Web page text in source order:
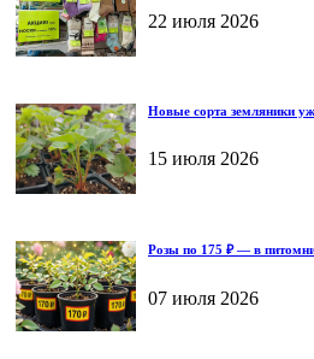
22 июля 2026
Новые сорта земляники
15 июля 2026
Розы по 175 ₽ — в
07 июля 2026